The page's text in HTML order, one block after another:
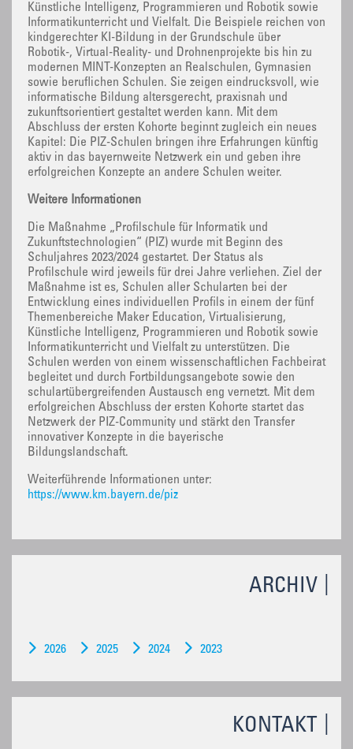
ARCHIV
2026 2025 2024 2023
KONTAKT
Künstliche Intelligenz, Programmieren und Robotik sowie
Informatikunterricht und Vielfalt. Die Beispiele reichen von
kindgerechter KI-Bildung in der Grundschule über
Robotik-, Virtual-Reality- und Drohnenprojekte bis hin zu
modernen MINT-Konzepten an Realschulen, Gymnasien
sowie beruflichen Schulen. Sie zeigen eindrucksvoll, wie
informatische Bildung altersgerecht, praxisnah und
zukunftsorientiert gestaltet werden kann. Mit dem
Abschluss der ersten Kohorte beginnt zugleich ein neues
Kapitel: Die PIZ-Schulen bringen ihre Erfahrungen künftig
aktiv in das bayernweite Netzwerk ein und geben ihre
erfolgreichen Konzepte an andere Schulen weiter.
Weitere Informationen
Die Maßnahme „Profilschule für Informatik und
Zukunftstechnologien“ (PIZ) wurde mit Beginn des
Schuljahres 2023/2024 gestartet. Der Status als
Profilschule wird jeweils für drei Jahre verliehen. Ziel der
Maßnahme ist es, Schulen aller Schularten bei der
Entwicklung eines individuellen Profils in einem der fünf
Themenbereiche Maker Education, Virtualisierung,
Künstliche Intelligenz, Programmieren und Robotik sowie
Informatikunterricht und Vielfalt zu unterstützen. Die
Schulen werden von einem wissenschaftlichen Fachbeirat
begleitet und durch Fortbildungsangebote sowie den
schulartübergreifenden Austausch eng vernetzt. Mit dem
erfolgreichen Abschluss der ersten Kohorte startet das
Netzwerk der PIZ-Community und stärkt den Transfer
innovativer Konzepte in die bayerische
Bildungslandschaft.
Weiterführende Informationen unter:
https://www.km.bayern.de/piz